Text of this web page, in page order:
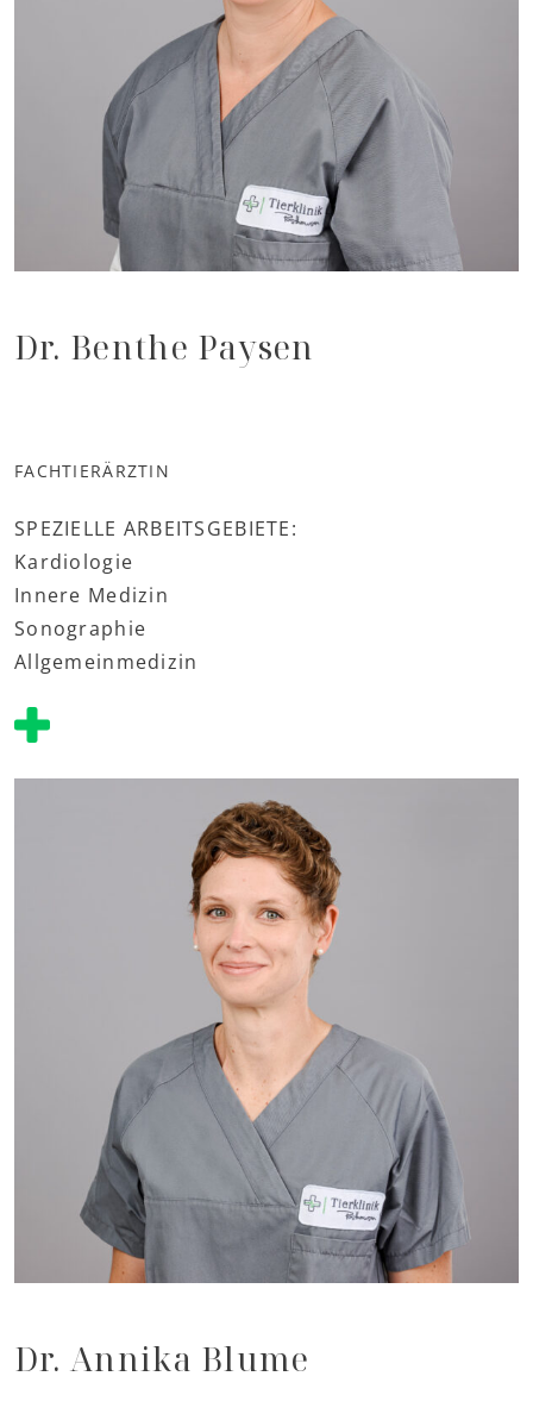
Dr. Benthe Paysen
FACHTIERÄRZTIN
SPEZIELLE ARBEITSGEBIETE:
Kardiologie
Innere Medizin
Sonographie
Allgemeinmedizin
Dr. Annika Blume